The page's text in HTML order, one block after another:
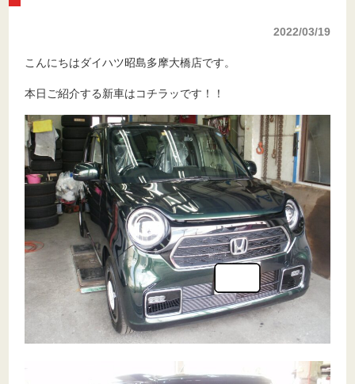
2022/03/19
こんにちはダイハツ昭島多摩大橋店です。
本日ご紹介する新車はコチラッです！！